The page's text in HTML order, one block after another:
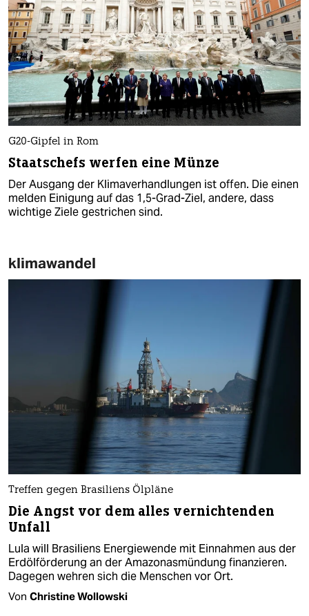
G20-Gipfel in Rom
Staatschefs werfen eine Münze
Der Ausgang der Klimaverhandlungen ist offen. Die einen
melden Einigung auf das 1,5-Grad-Ziel, andere, dass
wichtige Ziele gestrichen sind.
klimawandel
Treffen gegen Brasiliens Ölpläne
Die Angst vor dem alles vernichtenden
Unfall
Lula will Brasiliens Energiewende mit Einnahmen aus der
Erdölförderung an der Amazonasmündung finanzieren.
Dagegen wehren sich die Menschen vor Ort.
Von Christine Wollowski